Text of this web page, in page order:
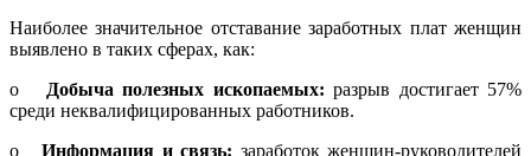
Наиболее значительное отставание заработных плат женщин
выявлено в таких сферах, как:
o Добыча полезных ископаемых: разрыв достигает 57%
среди неквалифицированных работников.
oИнформация и связь: заработок женщин-руководителей